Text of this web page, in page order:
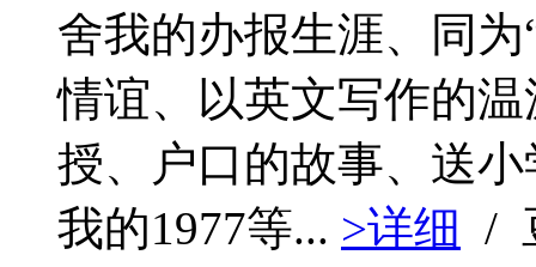
舍我的办报生涯、同
情谊、以英文写作的
授、户口的故事、送
我的1977等... >详细 /